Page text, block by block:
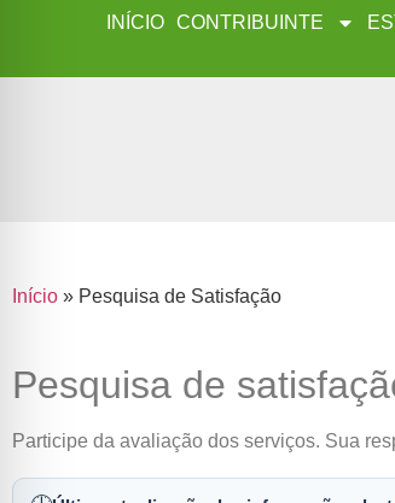
INÍCIO CONTRIBUINTE
Início » Pesquisa de Satisfação
Pesquisa de
Participe da avaliação dos serviços. Sua